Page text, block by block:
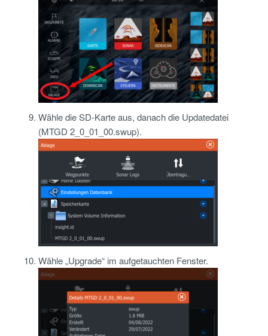
Wähle die SD-Karte aus, danach die Updatedatei
(MTGD 2_0_01_00.swup).
Wähle „Upgrade“ im aufgetauchten Fenster.